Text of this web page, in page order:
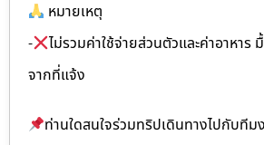
หมายเหตุ
-
ไม่รวมค่าใช้จ่ายส่วนตัวและค่าอาหาร
จากที่แจ้ง
ท่านใดสนใจร่วมทริปเดินทางไปกับที